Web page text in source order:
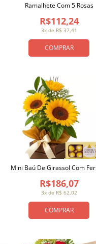
COMPRAR
3x de R$ 37,41
R$112,24
Ramalhete Com 5 Rosas
COMPRAR
3x de R$ 62,02
R$186,07
Mini Baú De Girassol Com